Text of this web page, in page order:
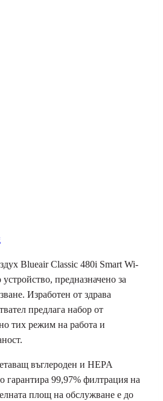
Blueair Classic 480i Smart Wi-
предназначено за
Изработен от здрава
предлага набор от
тих режим на работа и
въглероден и HEPA
гарантира 99,97% филтрация на
площ на обслужване е до